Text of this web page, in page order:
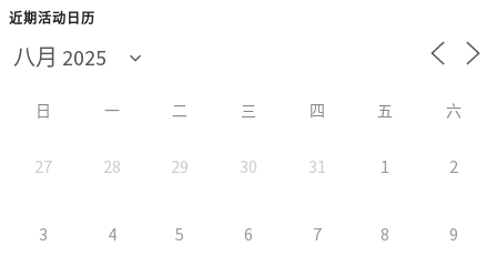
近期活动日历
日 一 二 三 四 五 六
27 28 29 30 31 1 2
3 4 5 6 7 8 9